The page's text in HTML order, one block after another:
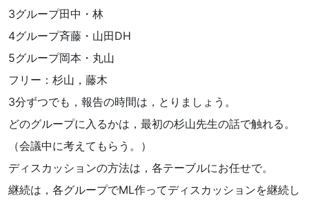
3グループ田中・林
4グループ斉藤・山田DH
5グループ岡本・丸山
フリー：杉山，藤木
3分ずつでも，報告の時間は，とりましょう。
どのグループに入るかは，最初の杉山先生の話で触れる。
（会議中に考えてもらう。）
ディスカッションの方法は，各テーブルにお任せで。
継続は，各グループでML作ってディスカッションを継続し